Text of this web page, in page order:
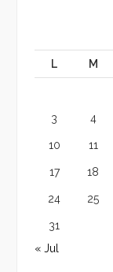
L M
3 4
10 11
17 18
24 25
31
« Jul